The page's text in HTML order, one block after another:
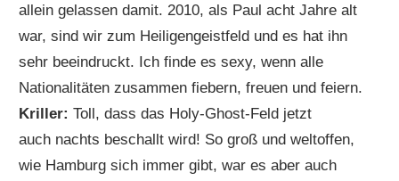
allein gelassen damit. 2010, als Paul acht Jahre alt
war, sind wir zum Heiligengeistfeld und es hat ihn
sehr beeindruckt. Ich finde es sexy, wenn alle
Nationalitäten zusammen fiebern, freuen und feiern.
Kriller:Toll, dass das Holy-Ghost-Feld jetzt
auch nachts beschallt wird! So groß und weltoffen,
wie Hamburg sich immer gibt, war es aber auch